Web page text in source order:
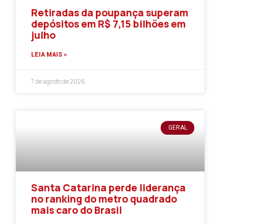
Retiradas da poupança superam
depósitos em R$ 7,15 bilhões em
julho
LEIA MAIS »
7 de agosto de 2026
GERAL
Santa Catarina perde liderança
no ranking do metro quadrado
mais caro do Brasil